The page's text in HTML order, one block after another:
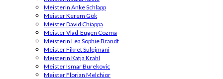
Meisterin Anke Schlapp
Meister Kerem Gök
Meister David Chiappa
Meister Vlad-Eugen Cozma
Meisterin Lea Sophie Brandt
Meister Fikret Sulejmani
Meisterin Katja Krahl
Meister Ismar Burekovic
Meister Florian Melchior